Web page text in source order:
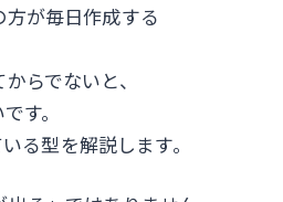
が毎日作成する
らでないと、
す。
る型を解説します。